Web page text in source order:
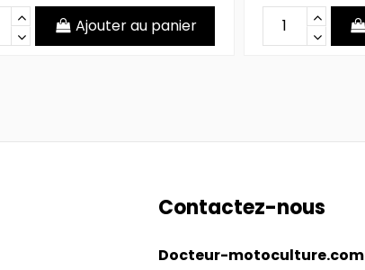
Ajouter au panier
Contactez-nous
Docteur-motoculture.com